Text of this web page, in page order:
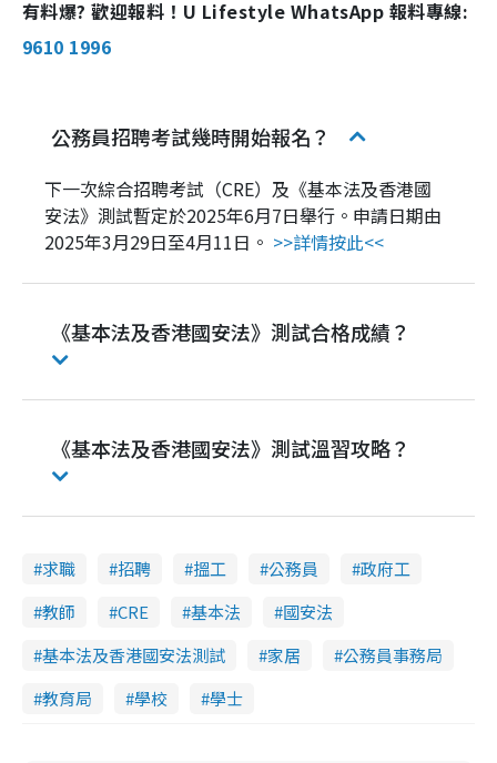
有料爆? 歡迎報料！U Lifestyle WhatsApp 報料專線:
9610 1996
公務員招聘考試幾時開始報名？
下一次綜合招聘考試（CRE）及《基本法及香港國
安法》測試暫定於2025年6月7日舉行。申請日期由
2025年3月29日至4月11日。 >>詳情按此<<
《基本法及香港國安法》測試合格成績？
《基本法及香港國安法》測試溫習攻略？
求職 招聘 搵工 公務員
政府工
教師
CRE 基本法
國安法
基本法及香港國安法測試
家居
公務員事務局
教育局
學校 學士